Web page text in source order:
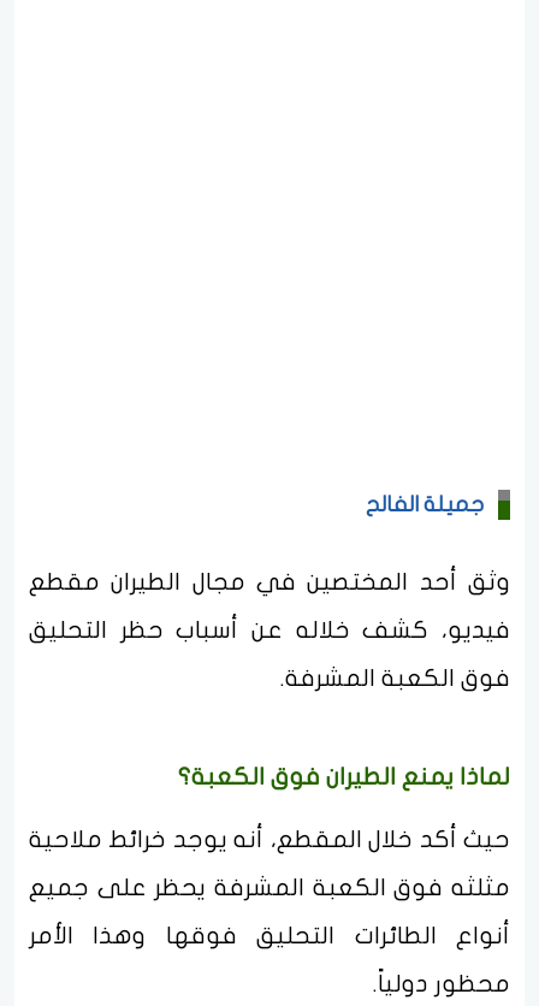
جميلة الفالح
وثق أحد المختصين في مجال الطيران مقطع
فيديو، كشف خلاله عن أسباب حظر التحليق
فوق الكعبة المشرفة.
لماذا يمنع الطيران فوق الكعبة؟
حيث أكد خلال المقطع، أنه يوجد خرائط ملاحية
مثلثه فوق الكعبة المشرفة يحظر على جميع
أنواع الطائرات التحليق فوقها وهذا الأمر
محظور دولياً.